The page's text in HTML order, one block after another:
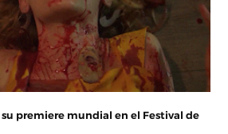
premiere mundial en el Festival de